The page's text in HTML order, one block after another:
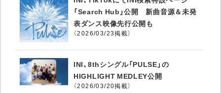
「Search Hub」公開 新曲音源＆未発
表ダンス映像先行公開も
（2026/03/23掲載）
INI、8thシングル「PULSE」の
HIGHLIGHT MEDLEY公開
（2026/03/20掲載）